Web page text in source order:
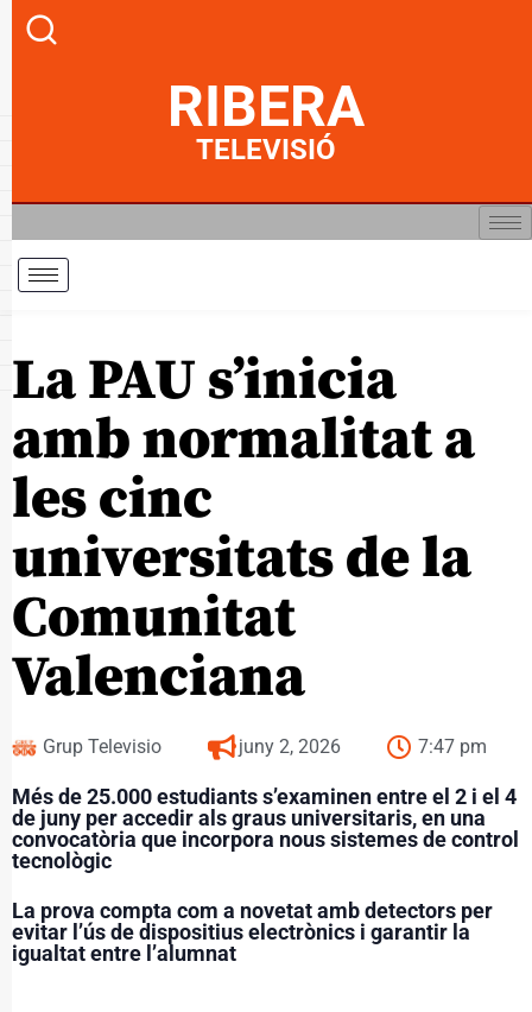
RIBERA
TELEVISIÓ
La PAU s’inicia
amb normalitat a
les cinc
universitats de la
Comunitat
Valenciana
Grup Televisio juny 2, 2026 7:47 pm
Més de 25.000 estudiants s’examinen entre el 2 i el 4
de juny per accedir als graus universitaris, en una
convocatòria que incorpora nous sistemes de control
tecnològic
La prova compta com a novetat amb detectors per
evitar l’ús de dispositius electrònics i garantir la
igualtat entre l’alumnat